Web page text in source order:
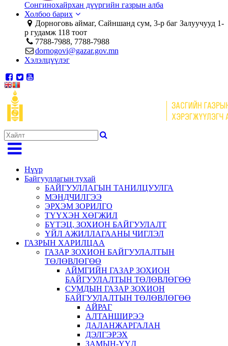
Сонгинохайрхан дүүргийн газрын алба
Холбоо барих
Дорноговь аймаг, Сайншанд сум, 3-р баг Залуучууд 1-
р гудамж 118 тоот
7788-7988, 7788-7988
dornogovi@gazar.gov.mn
Хэлэлцүүлэг
Нүүр
Байгууллагын тухай
БАЙГУУЛЛАГЫН ТАНИЛЦУУЛГА
МЭНДЧИЛГЭЭ
ЭРХЭМ ЗОРИЛГО
ТҮҮХЭН ХӨГЖИЛ
БҮТЭЦ, ЗОХИОН БАЙГУУЛАЛТ
ҮЙЛ АЖИЛЛАГААНЫ ЧИГЛЭЛ
ГАЗРЫН ХАРИЛЦАА
ГАЗАР ЗОХИОН БАЙГУУЛАЛТЫН
ТӨЛӨВЛӨГӨӨ
АЙМГИЙН ГАЗАР ЗОХИОН
БАЙГУУЛАЛТЫН ТӨЛӨВЛӨГӨӨ
СУМДЫН ГАЗАР ЗОХИОН
БАЙГУУЛАЛТЫН ТӨЛӨВЛӨГӨӨ
АЙРАГ
АЛТАНШИРЭЭ
ДАЛАНЖАРГАЛАН
ДЭЛГЭРЭХ
ЗАМЫН-ҮҮД